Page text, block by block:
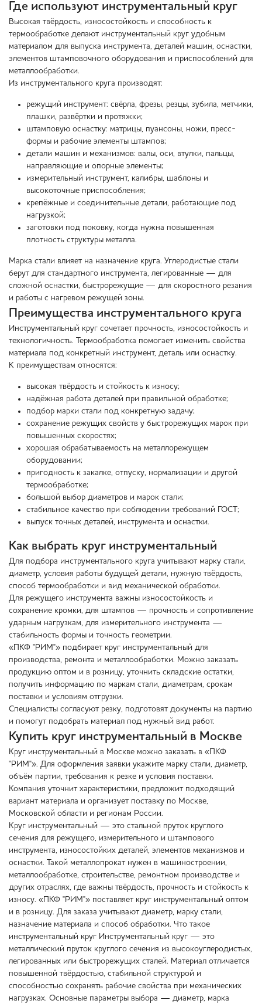
Где используют инструментальный круг
Высокая твёрдость, износостойкость и способность к
термообработке делают инструментальный круг удобным
материалом для выпуска инструмента, деталей машин, оснастки,
элементов штамповочного оборудования и приспособлений для
металлообработки.
Из инструментального круга производят:
режущий инструмент: свёрла, фрезы, резцы, зубила, метчики,
плашки, развёртки и протяжки;
штамповую оснастку: матрицы, пуансоны, ножи, пресс-
формы и рабочие элементы штампов;
детали машин и механизмов: валы, оси, втулки, пальцы,
направляющие и опорные элементы;
измерительный инструмент, калибры, шаблоны и
высокоточные приспособления;
крепёжные и соединительные детали, работающие под
нагрузкой;
заготовки под поковку, когда нужна повышенная
плотность структуры металла.
Марка стали влияет на назначение круга. Углеродистые стали
берут для стандартного инструмента, легированные — для
сложной оснастки, быстрорежущие — для скоростного резания
и работы с нагревом режущей зоны.
Преимущества инструментального круга
Инструментальный круг сочетает прочность, износостойкость и
технологичность. Термообработка помогает изменить свойства
материала под конкретный инструмент, деталь или оснастку.
К преимуществам относятся:
высокая твёрдость и стойкость к износу;
надёжная работа деталей при правильной обработке;
подбор марки стали под конкретную задачу;
сохранение режущих свойств у быстрорежущих марок при
повышенных скоростях;
хорошая обрабатываемость на металлорежущем
оборудовании;
пригодность к закалке, отпуску, нормализации и другой
термообработке;
большой выбор диаметров и марок стали;
стабильное качество при соблюдении требований ГОСТ;
выпуск точных деталей, инструмента и оснастки.
Как выбрать круг инструментальный
Для подбора инструментального круга учитывают марку стали,
диаметр, условия работы будущей детали, нужную твёрдость,
способ термообработки и вид механической обработки.
Для режущего инструмента важны износостойкость и
сохранение кромки, для штампов — прочность и сопротивление
ударным нагрузкам, для измерительного инструмента —
стабильность формы и точность геометрии.
«ПКФ "РИМ"» подбирает круг инструментальный для
производства, ремонта и металлообработки. Можно заказать
продукцию оптом и в розницу, уточнить складские остатки,
получить информацию по маркам стали, диаметрам, срокам
поставки и условиям отгрузки.
Специалисты согласуют резку, подготовят документы на партию
и помогут подобрать материал под нужный вид работ.
Купить круг инструментальный в Москве
Круг инструментальный в Москве можно заказать в «ПКФ
"РИМ"». Для оформления заявки укажите марку стали, диаметр,
объём партии, требования к резке и условия поставки.
Компания уточнит характеристики, предложит подходящий
вариант материала и организует поставку по Москве,
Московской области и регионам России.
Круг инструментальный — это стальной пруток круглого
сечения для режущего, измерительного и штампового
инструмента, износостойких деталей, элементов механизмов и
оснастки. Такой металлопрокат нужен в машиностроении,
металлообработке, строительстве, ремонтном производстве и
других отраслях, где важны твёрдость, прочность и стойкость к
износу. «ПКФ "РИМ"» поставляет круг инструментальный оптом
и в розницу. Для заказа учитывают диаметр, марку стали,
назначение материала и способ обработки. Что такое
инструментальный круг Инструментальный круг — это
металлический пруток круглого сечения из высокоуглеродистых,
легированных или быстрорежущих сталей. Материал отличается
повышенной твёрдостью, стабильной структурой и
способностью сохранять рабочие свойства при механических
нагрузках. Основные параметры выбора — диаметр, марка